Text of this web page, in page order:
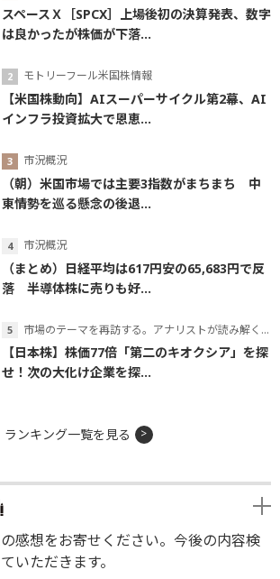
スペースＸ［SPCX］上場後初の決算発表、数字
は良かったが株価が下落...
モトリーフール米国株情報
【米国株動向】AIスーパーサイクル第2幕、AI
インフラ投資拡大で恩恵...
市況概況
（朝）米国市場では主要3指数がまちまち 中
東情勢を巡る懸念の後退...
市況概況
（まとめ）日経平均は617円安の65,683円で反
落 半導体株に売りも好...
市場のテーマを再訪する。アナリストが読み解くテーマの本質
【日本株】株価77倍「第二のキオクシア」を探
せ！次の大化け企業を探...
ランキング一覧を見る
感想をお寄せください。今後の内容検
いただきます。